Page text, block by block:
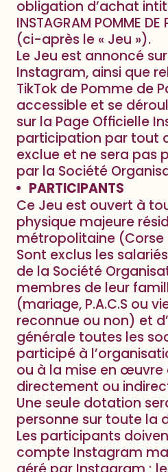
obligation d’achat
INSTAGRAM POMME DE
(ci-après le « Jeu »).
Le Jeu est annoncé
Instagram, ainsi que
TikTok de Pomme de
accessible et se
sur la Page Officielle
participation par tout
exclue et ne sera pas
par la Société
PARTICIPANTS
Ce Jeu est ouvert à
physique majeure
métropolitaine
Sont exclus les
de la Société
membres de leur
(mariage, P.A.C.S ou
reconnue ou non) et
générale toutes les
participé à
ou à la mise en œuvre
directement ou
Une seule dotation
personne sur toute la
Les participants
compte Instagram